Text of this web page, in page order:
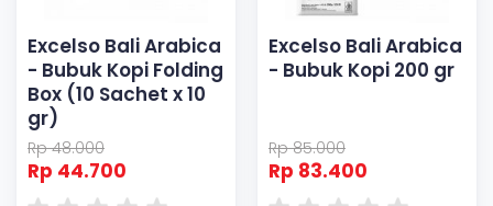
Excelso Bali Arabica
- Bubuk Kopi Folding
Box (10 Sachet x 10
gr)
Rp 48.000
Rp 44.700
Excelso Bali Arabica
- Bubuk Kopi 200 gr
Rp 85.000
Rp 83.400